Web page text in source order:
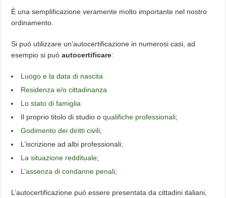
È una semplificazione veramente molto importante nel nostro
ordinamento.
Si può utilizzare un’autocertificazione in numerosi casi, ad
esempio si puòautocertificare:
Luogo e la data di nascita
Residenza e/o cittadinanza
Lo stato di famiglia
Il proprio titolo di studio oqualifiche professionali;
Godimento dei diritti civili;
L’iscrizione ad albi professionali;
La situazione reddituale;
L’assenza di condanne penali;
L’autocertificazione può essere presentata da cittadini italiani,